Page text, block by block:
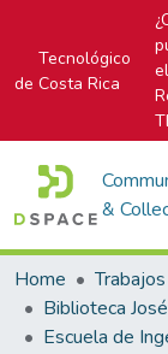
Tecnológico
de Costa Rica
el
&
Home